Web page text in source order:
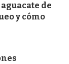
de
y cómo